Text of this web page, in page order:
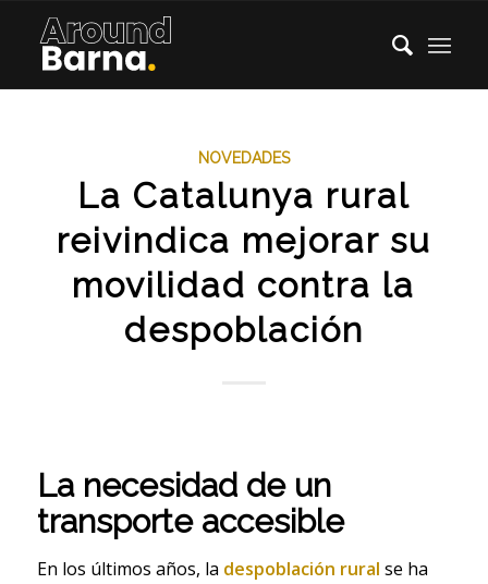
NOVEDADES
La Catalunya rural
reivindica mejorar su
movilidad contra la
despoblación
La necesidad de un
transporte accesible
En los últimos años, la despoblación rural se ha